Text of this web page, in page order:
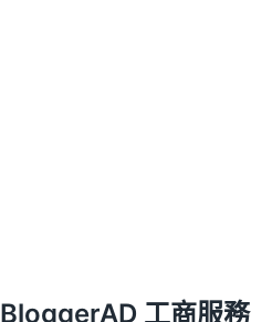
BloggerAD 工商服務